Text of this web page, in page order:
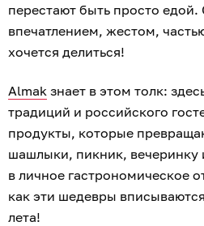
перестают быть просто едой.
впечатлением, жестом,
хочется делиться!
Almak знает в этом толк:
традиций и российского
продукты, которые
шашлыки, пикник, вечеринку
в личное гастрономическое
как эти шедевры
лета!